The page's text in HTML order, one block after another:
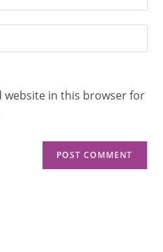
website in this browser for